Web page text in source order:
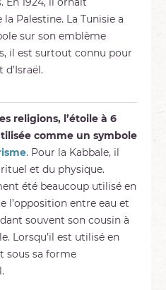
Palestine. La Tunisie a
sur son emblème
il est surtout connu pour
religions, l’étoile à 6
comme un symbole
. Pour la Kabbale, il
et du physique.
été beaucoup utilisé en
l’opposition entre eau et
souvent son cousin à
Lorsqu’il est utilisé en
sous sa forme